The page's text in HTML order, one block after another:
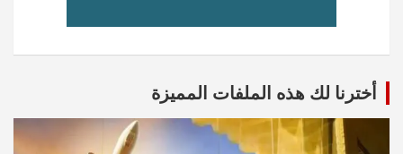
أخترنا لك هذه الملفات المميزة